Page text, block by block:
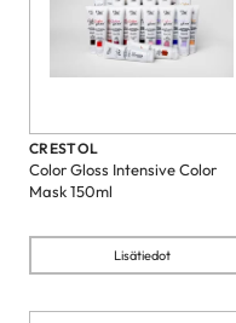
CRESTOL
Color Gloss Intensive Color
Mask 150ml
Lisätiedot